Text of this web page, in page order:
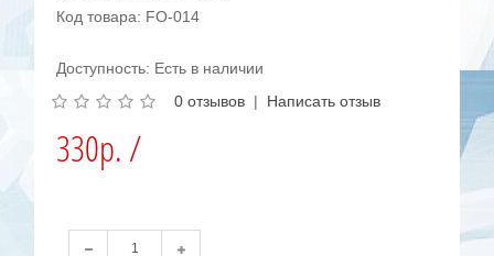
Код товара: FO-014
Доступность: Есть в наличии
0 отзывов | Написать отзыв
330р. /